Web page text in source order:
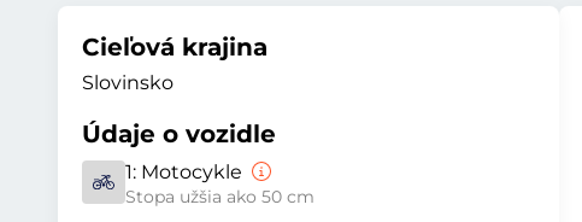
Cieľová krajina
Slovinsko
Údaje o vozidle
1: Motocykle
Stopa užšia ako 50 cm